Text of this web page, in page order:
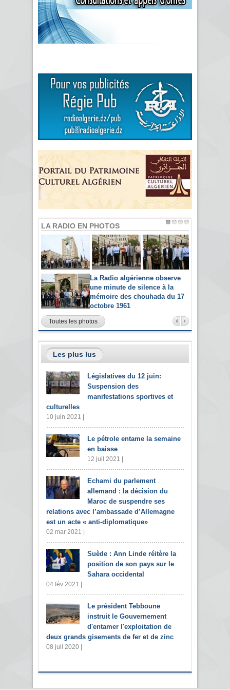
LA RADIO EN PHOTOS
La Radio algérienne observe
une minute de silence à la
mémoire des chouhada du 17
octobre 1961
Toutes les photos
Les plus lus
Législatives du 12 juin:
Suspension des
manifestations sportives et
culturelles
10 juin 2021 |
Le pétrole entame la semaine
en baisse
12 juil 2021 |
Echami du parlement
allemand : la décision du
Maroc de suspendre ses
relations avec l’ambassade d’Allemagne
est un acte « anti-diplomatique»
02 mar 2021 |
Suède : Ann Linde réitère la
position de son pays sur le
Sahara occidental
04 fév 2021 |
Le président Tebboune
instruit le Gouvernement
d'entamer l'exploitation de
deux grands gisements de fer et de zinc
08 juil 2020 |